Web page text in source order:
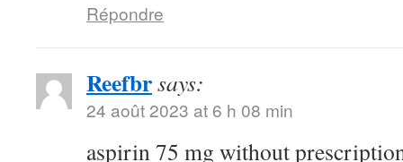
Répondre
Reefbrsays:
24 août 2023 at 6 h 08 min
aspirin 75 mg without